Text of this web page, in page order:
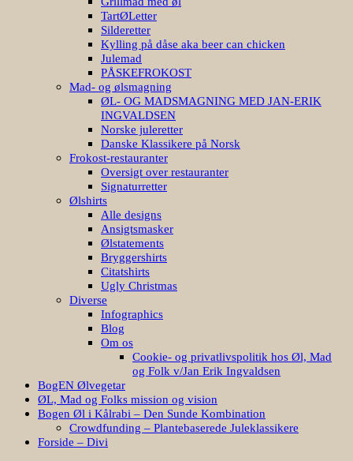
TartØLetter
Silderetter
Kylling på dåse aka beer can chicken
Julemad
PÅSKEFROKOST
Mad- og ølsmagning
ØL- OG MADSMAGNING MED JAN-ERIK
INGVALDSEN
Norske juleretter
Danske Klassikere på Norsk
Frokost-restauranter
Oversigt over restauranter
Signaturretter
Ølshirts
Alle designs
Ansigtsmasker
Ølstatements
Bryggershirts
Citatshirts
Ugly Christmas
Diverse
Infographics
Blog
Om os
Cookie- og privatlivspolitik hos Øl, Mad
og Folk v/Jan Erik Ingvaldsen
BogEN Ølvegetar
ØL, Mad og Folks mission og vision
Bogen Øl i Kålrabi – Den Sunde Kombination
Crowdfunding – Plantebaserede Juleklassikere
Forside – Divi